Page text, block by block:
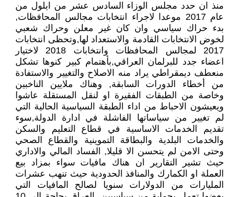
منذ ان حدد مجلس الوزاء السادس عشر من ايلول من
عام 2017 موعدا لاجراء انتخابات مجالس المحافظات,
بدء حراك سياسي وان كان غير معلن وحراك شعبي
لخوض الانتخابات القادمة والاستعداد لها,وتحظى انتخابات
2017 لمجالس المحافظات وانتخابات 2018 لاختيار
اعضاء جدد للبرلمان العراقي,بأهتمام كبير كنوها تشكل
منعطف ديمقراطي يراد منه الاصلاح والتغيير والاستفادة
من أخطاء الدورات السابقة, وهناك ملايين الناخبين
وخاصة من الطبقات الفقيرة او لنقل المستقلة عاشوا
ويعيشون الاحباط من اداء الطبقة السياسية الحالية التي
لم تغيير من سياساتها الفاشلة في ادارة الدولة,سوء
تقديم الخدمات الاساسية في قطاع التعليم والسكن
والخدمات البلدية والبطاقة التموينية والقطاع الصحي
وحتى الامن لم يتحسن الا قليلا, الفساد المالي والاداري
حيث تشير التقارير ان هناك مافيات سواء بمزاد بيع
العملة او الكمارك والمنافذ الحدودية حيث تنهب عشرات
المليارات من الدولارات سنويا لصالح المافيات التي